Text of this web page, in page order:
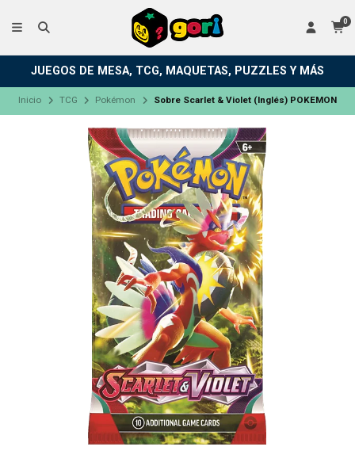
0
JUEGOS DE MESA, TCG, MAQUETAS, PUZZLES Y MÁS
Inicio TCG Pokémon Sobre Scarlet & Violet (Inglés) POKEMON